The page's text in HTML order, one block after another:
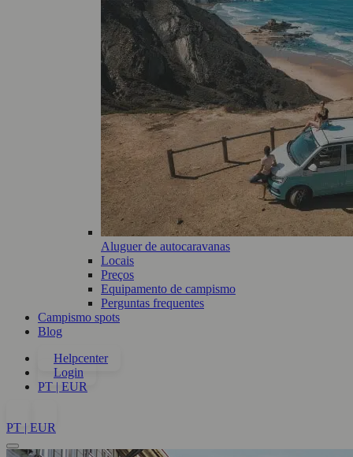
Aluguer de autocaravanas
Locais
Preços
Equipamento de campismo
Perguntas frequentes
Campismo spots
Blog
Helpcenter
Login
PT | EUR
PT | EUR